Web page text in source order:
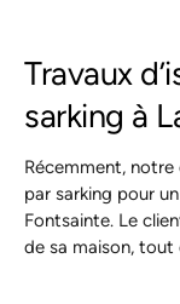
Travaux
sarking à
Récemment, notre
par sarking pour
Fontsainte. Le
de sa maison, tout